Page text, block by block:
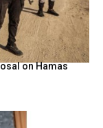
on Hamas